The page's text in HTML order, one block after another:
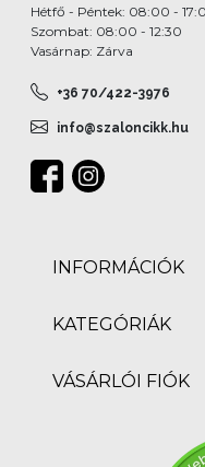
Hétfő - Péntek: 08:00 -
Szombat: 08:00 - 12:30
Vasárnap: Zárva
+36 70/422-3976
info@szaloncikk.hu
INFORMÁCIÓK
KATEGÓRIÁK
VÁSÁRLÓI FIÓK